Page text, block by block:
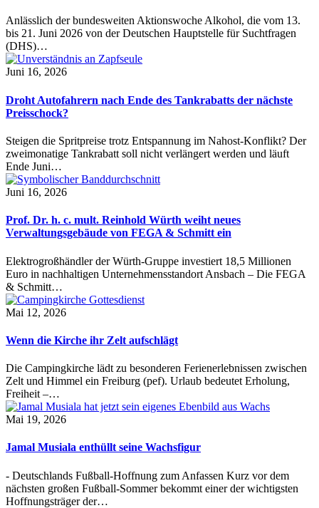
Anlässlich der bundesweiten Aktionswoche Alkohol, die vom 13.
bis 21. Juni 2026 von der Deutschen Hauptstelle für Suchtfragen
(DHS)…
Juni 16, 2026
Droht Autofahrern nach Ende des Tankrabatts der nächste
Preisschock?
Steigen die Spritpreise trotz Entspannung im Nahost-Konflikt? Der
zweimonatige Tankrabatt soll nicht verlängert werden und läuft
Ende Juni…
Juni 16, 2026
Prof. Dr. h. c. mult. Reinhold Würth weiht neues
Verwaltungsgebäude von FEGA & Schmitt ein
Elektrogroßhändler der Würth-Gruppe investiert 18,5 Millionen
Euro in nachhaltigen Unternehmensstandort Ansbach – Die FEGA
& Schmitt…
Mai 12, 2026
Wenn die Kirche ihr Zelt aufschlägt
Die Campingkirche lädt zu besonderen Ferienerlebnissen zwischen
Zelt und Himmel ein Freiburg (pef). Urlaub bedeutet Erholung,
Freiheit –…
Mai 19, 2026
Jamal Musiala enthüllt seine Wachsfigur
- Deutschlands Fußball-Hoffnung zum Anfassen Kurz vor dem
nächsten großen Fußball-Sommer bekommt einer der wichtigsten
Hoffnungsträger der…